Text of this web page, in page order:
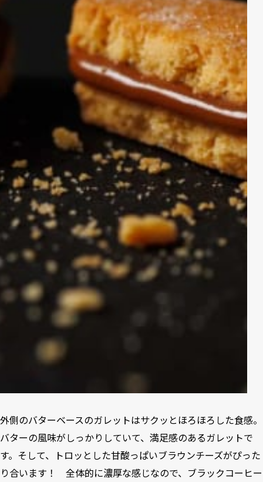
外側のバターベースのガレットはサクッとほろほろした食感。
バターの風味がしっかりしていて、満足感のあるガレットで
す。そして、トロッとした甘酸っぱいブラウンチーズがぴった
り合います！ 全体的に濃厚な感じなので、ブラックコーヒー